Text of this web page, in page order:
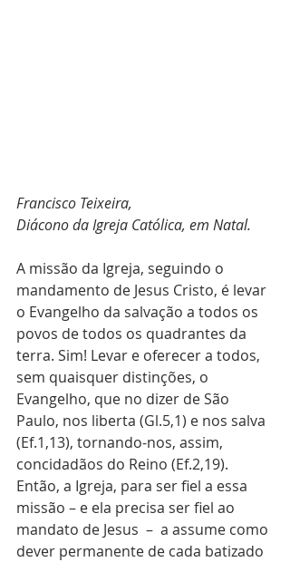
Francisco Teixeira,
Diácono da Igreja Católica, em Natal.
A missão da Igreja, seguindo o
mandamento de Jesus Cristo, é levar
o Evangelho da salvação a todos os
povos de todos os quadrantes da
terra. Sim! Levar e oferecer a todos,
sem quaisquer distinções, o
Evangelho, que no dizer de São
Paulo, nos liberta (Gl.5,1) e nos salva
(Ef.1,13), tornando-nos, assim,
concidadãos do Reino (Ef.2,19).
Então, a Igreja, para ser fiel a essa
missão – e ela precisa ser fiel ao
mandato de Jesus  –  a assume como
dever permanente de cada batizado